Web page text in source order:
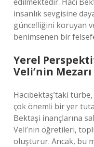
insanlık sevgisine
güncelliğini koruyan
benimsenen bir
Yerel
Veli’nin Mezarı
Hacıbektaş’taki
çok önemli bir yer
Bektaşi inançlarına
Veli’nin öğretileri,
oluşturur. Ancak, bu